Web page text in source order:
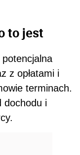
to jest
potencjalna
z opłatami i
terminach.
dochodu i